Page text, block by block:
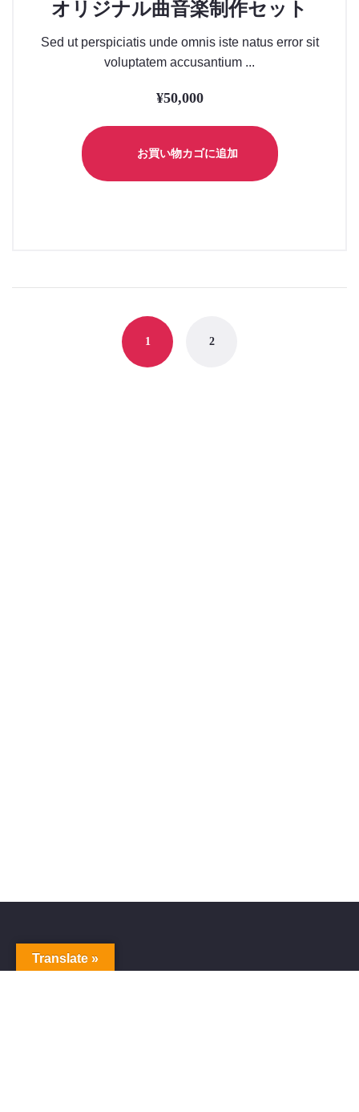
オリジナル曲音楽制作セット
Sed ut perspiciatis unde omnis iste natus error sit
voluptatem accusantium ...
¥50,000
お買い物カゴに追加
1 2
Translate »